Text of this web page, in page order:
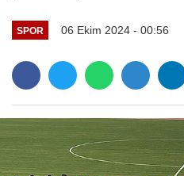
SPOR 06 Ekim 2024 - 00:56